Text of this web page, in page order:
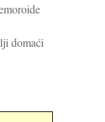
domaći